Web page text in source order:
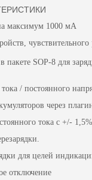
максимум 1000 мА
чувствительного
пакете SOP-8 для
/ постоянного
через
тока с +/-
для целей
отключение